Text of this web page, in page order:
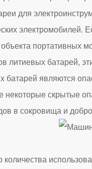
для
электромобилей.
объекта
литиевых батарей,
являются
скрытые
в сокровища и